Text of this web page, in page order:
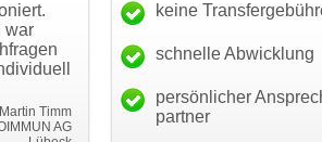
"Danke für den schnellen
Transfer und guten Service!"
Thomas Schäfer
i can eckert communication GmbH
"Ich bin
haben.
mein
keine
schnelle Abwicklung
persönlicher
partner